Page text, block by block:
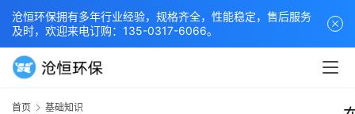
沧恒环保拥有多年行业经验，规格齐全，性能稳定，售后服务
及时，欢迎来电订购：135-0317-6066。
首页 基础知识